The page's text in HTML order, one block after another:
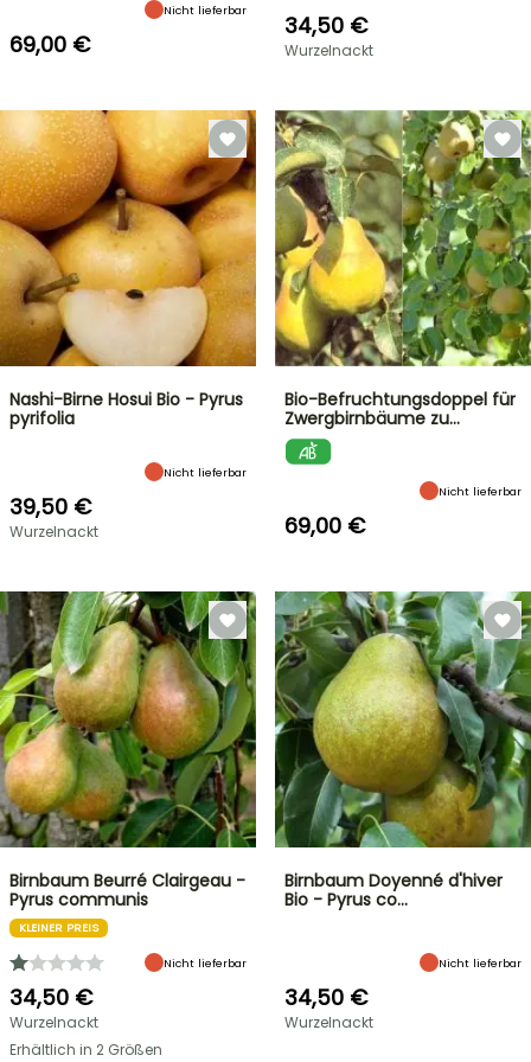
Nicht lieferbar
69,00 €
34,50 €
Wurzelnackt
Nashi-Birne Hosui Bio - Pyrus
pyrifolia
Nicht lieferbar
39,50 €
Wurzelnackt
Bio-Befruchtungsdoppel für
Zwergbirnbäume zu…
Nicht lieferbar
69,00 €
Birnbaum Beurré Clairgeau -
Pyrus communis
KLEINER PREIS
Nicht lieferbar
34,50 €
Wurzelnackt
Erhältlich in 2 Größen
Birnbaum Doyenné d'hiver
Bio - Pyrus co…
Nicht lieferbar
34,50 €
Wurzelnackt